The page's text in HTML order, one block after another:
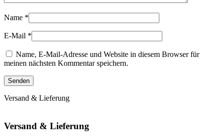
Name *
E-Mail *
Name, E-Mail-Adresse und Website in diesem Browser für
meinen nächsten Kommentar speichern.
Versand & Lieferung
Versand & Lieferung